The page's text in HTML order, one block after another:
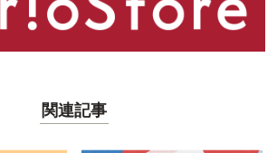
関連記事